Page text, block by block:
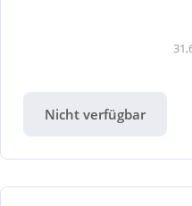
Nicht verfügbar